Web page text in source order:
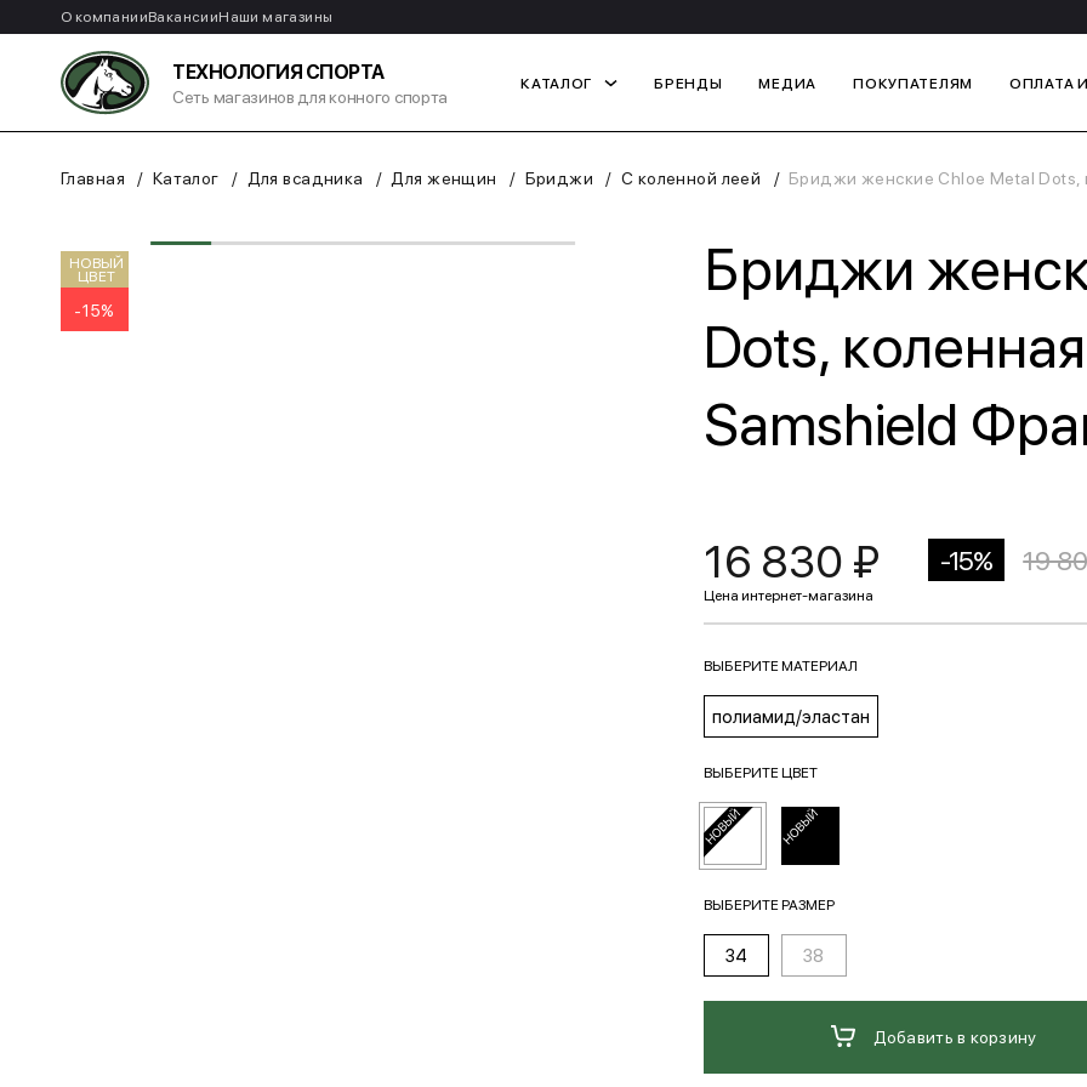
О компанииВакансииНаши магазины
ТЕХНОЛОГИЯ СПОРТА
Сеть магазинов для конного спорта
КАТАЛОГ БРЕНДЫ МЕДИА ПОКУПАТЕЛЯМ ОПЛАТА
Главная Каталог Для всадника Для женщин Бриджи С коленной леей Бриджи женские Chloe Metal Dots,
НОВЫЙ
ЦВЕТ
-15%
Бриджи
Dots,
Samshield
16 830 ₽ -15% 19
ВЫБЕРИТЕ МАТЕРИАЛ
полиамид/эластан
ВЫБЕРИТЕ ЦВЕТ
ВЫБЕРИТЕ РАЗМЕР
34 38
Добавить в корзину